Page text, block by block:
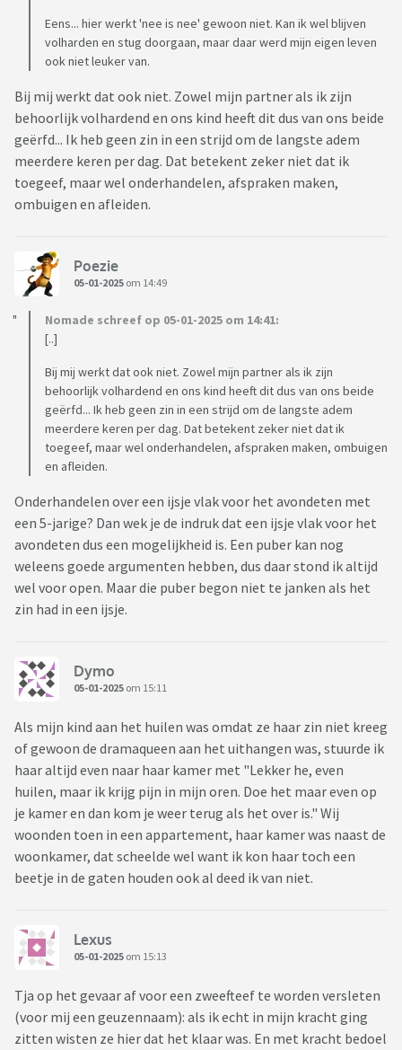
Eens... hier werkt 'nee is nee' gewoon niet. Kan ik wel blijven
volharden en stug doorgaan, maar daar werd mijn eigen leven
ook niet leuker van.
Bij mij werkt dat ook niet. Zowel mijn partner als ik zijn
behoorlijk volhardend en ons kind heeft dit dus van ons beide
geërfd... Ik heb geen zin in een strijd om de langste adem
meerdere keren per dag. Dat betekent zeker niet dat ik
toegeef, maar wel onderhandelen, afspraken maken,
ombuigen en afleiden.
Poezie
05-01-2025 om 14:49
Nomade schreef op 05-01-2025 om 14:41:
[..]
Bij mij werkt dat ook niet. Zowel mijn partner als ik zijn
behoorlijk volhardend en ons kind heeft dit dus van ons beide
geërfd... Ik heb geen zin in een strijd om de langste adem
meerdere keren per dag. Dat betekent zeker niet dat ik
toegeef, maar wel onderhandelen, afspraken maken, ombuigen
en afleiden.
Onderhandelen over een ijsje vlak voor het avondeten met
een 5-jarige? Dan wek je de indruk dat een ijsje vlak voor het
avondeten dus een mogelijkheid is. Een puber kan nog
weleens goede argumenten hebben, dus daar stond ik altijd
wel voor open. Maar die puber begon niet te janken als het
zin had in een ijsje.
Dymo
05-01-2025 om 15:11
Als mijn kind aan het huilen was omdat ze haar zin niet kreeg
of gewoon de dramaqueen aan het uithangen was, stuurde ik
haar altijd even naar haar kamer met "Lekker he, even
huilen, maar ik krijg pijn in mijn oren. Doe het maar even op
je kamer en dan kom je weer terug als het over is." Wij
woonden toen in een appartement, haar kamer was naast de
woonkamer, dat scheelde wel want ik kon haar toch een
beetje in de gaten houden ook al deed ik van niet.
Lexus
05-01-2025 om 15:13
Tja op het gevaar af voor een zweefteef te worden versleten
(voor mij een geuzennaam): als ik echt in mijn kracht ging
zitten wisten ze hier dat het klaar was. En met kracht bedoel